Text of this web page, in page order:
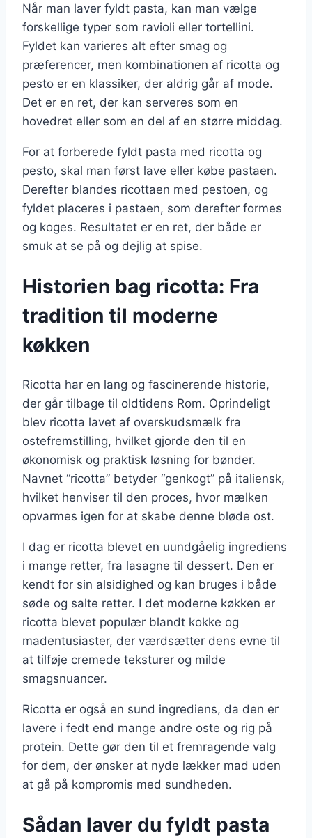
Når man laver fyldt pasta, kan man vælge
forskellige typer som ravioli eller tortellini.
Fyldet kan varieres alt efter smag og
præferencer, men kombinationen af ricotta og
pesto er en klassiker, der aldrig går af mode.
Det er en ret, der kan serveres som en
hovedret eller som en del af en større middag.
For at forberede fyldt pasta med ricotta og
pesto, skal man først lave eller købe pastaen.
Derefter blandes ricottaen med pestoen, og
fyldet placeres i pastaen, som derefter formes
og koges. Resultatet er en ret, der både er
smuk at se på og dejlig at spise.
Historien bag ricotta: Fra
tradition til moderne
køkken
Ricotta har en lang og fascinerende historie,
der går tilbage til oldtidens Rom. Oprindeligt
blev ricotta lavet af overskudsmælk fra
ostefremstilling, hvilket gjorde den til en
økonomisk og praktisk løsning for bønder.
Navnet “ricotta” betyder “genkogt” på italiensk,
hvilket henviser til den proces, hvor mælken
opvarmes igen for at skabe denne bløde ost.
I dag er ricotta blevet en uundgåelig ingrediens
i mange retter, fra lasagne til dessert. Den er
kendt for sin alsidighed og kan bruges i både
søde og salte retter. I det moderne køkken er
ricotta blevet populær blandt kokke og
madentusiaster, der værdsætter dens evne til
at tilføje cremede teksturer og milde
smagsnuancer.
Ricotta er også en sund ingrediens, da den er
lavere i fedt end mange andre oste og rig på
protein. Dette gør den til et fremragende valg
for dem, der ønsker at nyde lækker mad uden
at gå på kompromis med sundheden.
Sådan laver du fyldt pasta